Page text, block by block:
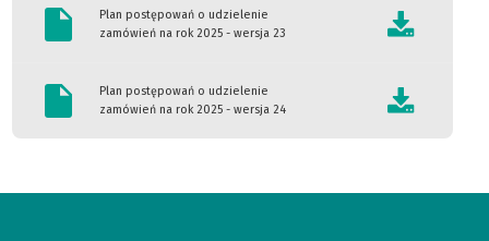
Plan postępowań o udzielenie
zamówień na rok 2025 - wersja 23
Plan postępowań o udzielenie
zamówień na rok 2025 - wersja 24